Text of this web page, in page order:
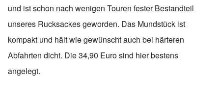
und ist schon nach wenigen Touren fester Bestandteil
unseres Rucksackes geworden. Das Mundstück ist
kompakt und hält wie gewünscht auch bei härteren
Abfahrten dicht. Die 34,90 Euro sind hier bestens
angelegt.